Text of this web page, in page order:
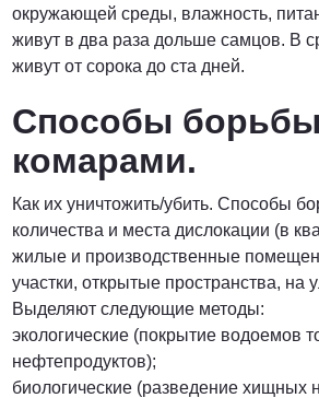
окружающей среды, влажность,
живут в два раза дольше самцов. В
живут от сорока до ста дней.
Способы
комарами.
Как их уничтожить/убить. Способы
количества и места дислокации (в
жилые и производственные
участки, открытые пространства, на
Выделяют следующие методы:
экологические (покрытие водоемов
нефтепродуктов);
биологические (разведение